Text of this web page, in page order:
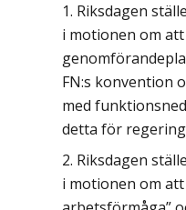
Riksdagen
i motionen om
FN:s konvention
med
detta för
Riksdagen
i motionen om